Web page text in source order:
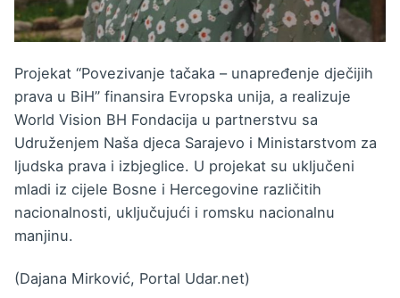
Projekat “Povezivanje tačaka – unapređenje dječijih
prava u BiH” finansira Evropska unija, a realizuje
World Vision BH Fondacija u partnerstvu sa
Udruženjem Naša djeca Sarajevo i Ministarstvom za
ljudska prava i izbjeglice. U projekat su uključeni
mladi iz cijele Bosne i Hercegovine različitih
nacionalnosti, uključujući i romsku nacionalnu
manjinu.
(Dajana Mirković, Portal Udar.net)